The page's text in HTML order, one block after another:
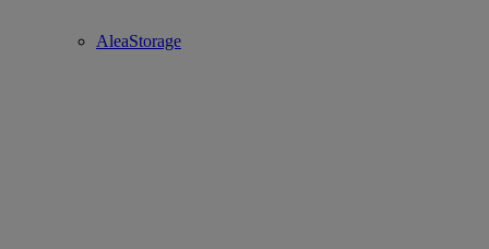
AleaStorage